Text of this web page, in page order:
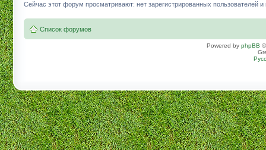
Сейчас этот форум просматривают: нет зарегистрированных пользователей и
Список форумов
Powered by phpBB